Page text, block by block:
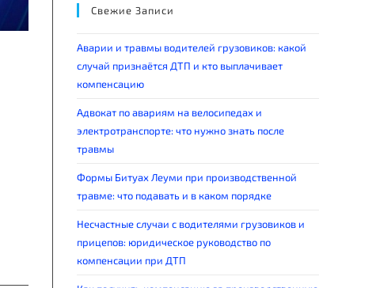
Свежие Записи
Аварии и травмы водителей грузовиков: какой
случай признаётся ДТП и кто выплачивает
компенсацию
Адвокат по авариям на велосипедах и
электротранспорте: что нужно знать после
травмы
Формы Битуах Леуми при производственной
травме: что подавать и в каком порядке
Несчастные случаи с водителями грузовиков и
прицепов: юридическое руководство по
компенсации при ДТП